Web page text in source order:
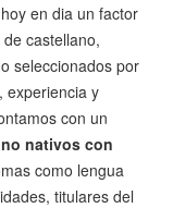
en dia un factor
castellano,
seleccionados por
experiencia y
con un
nativos con
como lengua
titulares del